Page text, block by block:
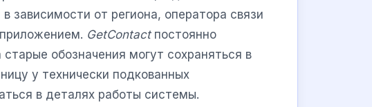
зависимости от региона, оператора связи
GetContactпостоянно
обозначения могут сохраняться в
у технически подкованных
в деталях работы системы.